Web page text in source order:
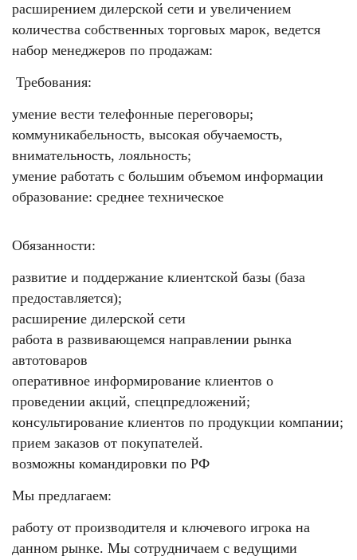
расширением дилерской сети и увеличением
количества собственных торговых марок, ведется
набор менеджеров по продажам:
Требования:
умение вести телефонные переговоры;
коммуникабельность, высокая обучаемость,
внимательность, лояльность;
умение работать с большим объемом информации
образование: среднее техническое
Обязанности:
развитие и поддержание клиентской базы (база
предоставляется);
расширение дилерской сети
работа в развивающемся направлении рынка
автотоваров
оперативное информирование клиентов о
проведении акций, спецпредложений;
консультирование клиентов по продукции компании;
прием заказов от покупателей.
возможны командировки по РФ
Мы предлагаем:
работу от производителя и ключевого игрока на
данном рынке. Мы сотрудничаем с ведущими